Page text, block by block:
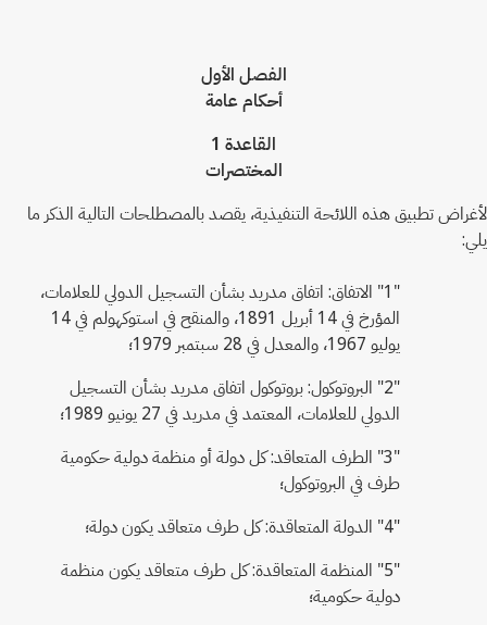
الفصل الأول
أحكام عامة
القاعدة 1
المختصرات
لأغراض تطبيق هذه اللائحة التنفيذية، يقصد بالمصطلحات التالية الذكر ما
يلي:
"1" الاتفاق: اتفاق مدريد بشأن التسجيل الدولي للعلامات،
المؤرخ في 14 أبريل 1891، والمنقح في استوكهولم في 14
يوليو 1967، والمعدل في 28 سبتمبر 1979؛
"2" البروتوكول: بروتوكول اتفاق مدريد بشأن التسجيل
الدولي للعلامات، المعتمد في مدريد في 27 يونيو 1989؛
"3" الطرف المتعاقد: كل دولة أو منظمة دولية حكومية
طرف في البروتوكول؛
"4" الدولة المتعاقدة: كل طرف متعاقد يكون دولة؛
"5" المنظمة المتعاقدة: كل طرف متعاقد يكون منظمة
دولية حكومية؛